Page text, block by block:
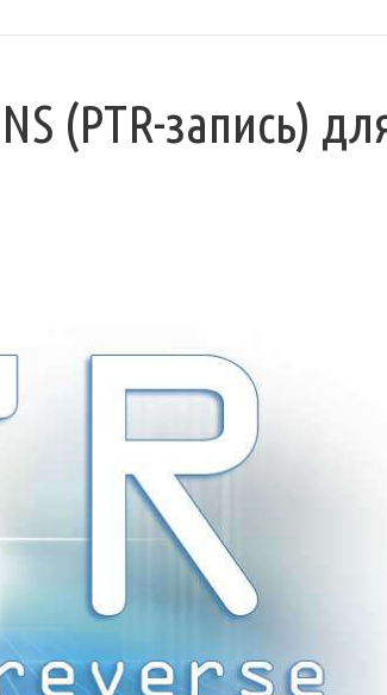
(PTR-запись)